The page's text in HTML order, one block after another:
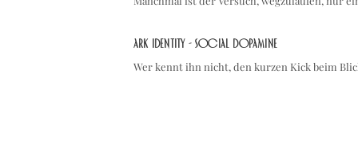
ARK IDENTITY - Social Dopamine
Wer kennt ihn nicht, den kurzen Kick beim